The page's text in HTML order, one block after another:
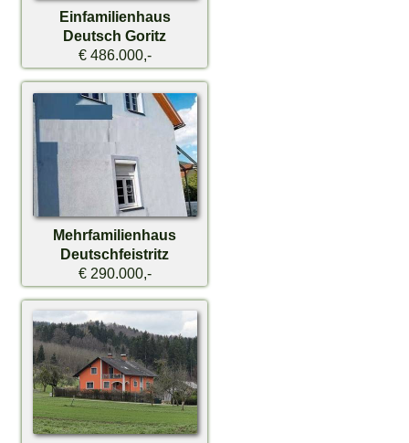
Einfamilienhaus
Deutsch Goritz
€ 486.000,-
Mehrfamilienhaus
Deutschfeistritz
€ 290.000,-